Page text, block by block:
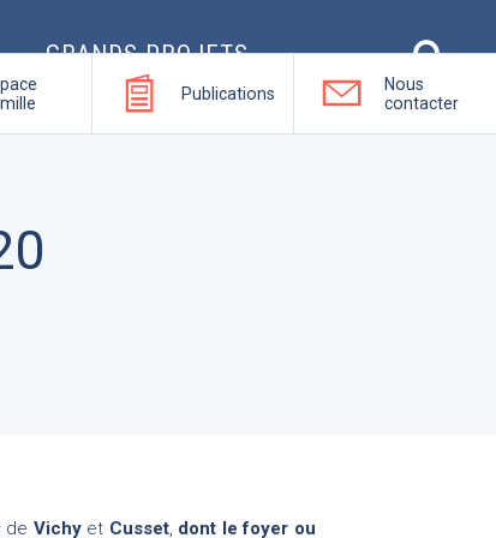
GRANDS PROJETS
Publications
Nous
contacter
de Vichyet Cusset, dont le foyer ou